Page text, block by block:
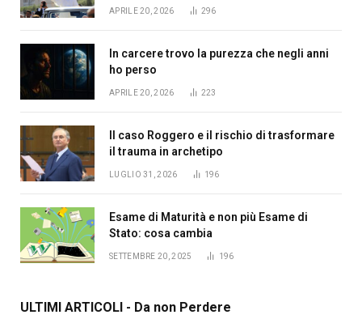
APRILE 20, 2026 296
In carcere trovo la purezza che negli anni
ho perso
APRILE 20, 2026 223
Il caso Roggero e il rischio di trasformare
il trauma in archetipo
LUGLIO 31, 2026 196
Esame di Maturità e non più Esame di
Stato: cosa cambia
SETTEMBRE 20, 2025 196
ULTIMI ARTICOLI - Da non Perdere